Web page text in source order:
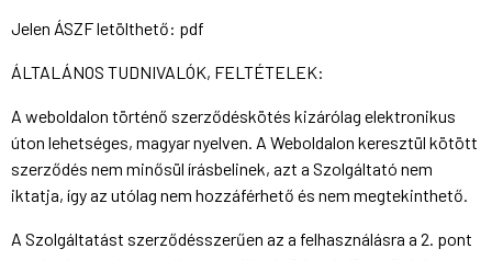
Jelen ÁSZF letölthető: pdf
ÁLTALÁNOS TUDNIVALÓK, FELTÉTELEK:
A weboldalon történő szerződéskötés kizárólag elektronikus
úton lehetséges, magyar nyelven. A Weboldalon keresztül kötött
szerződés nem minősül írásbelinek, azt a Szolgáltató nem
iktatja, így az utólag nem hozzáférhető és nem megtekinthető.
A Szolgáltatást szerződésszerűen az a felhasználásra a 2. pont